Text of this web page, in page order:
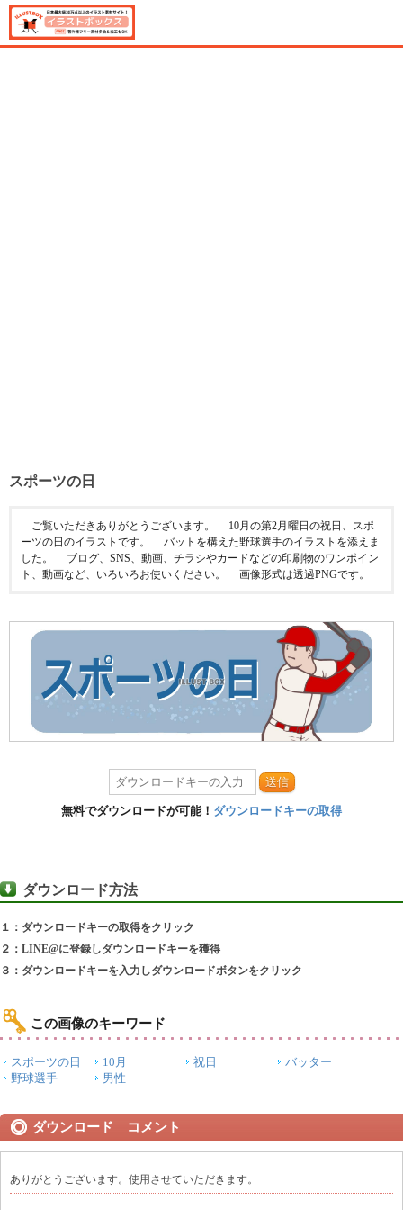
スポーツの日
ご覧いただきありがとうございます。 10月の第2月曜日の祝日、スポ
ーツの日のイラストです。 バットを構えた野球選手のイラストを添えま
した。 ブログ、SNS、動画、チラシやカードなどの印刷物のワンポイン
ト、動画など、いろいろお使いください。 画像形式は透過PNGです。
送信
無料でダウンロードが可能！ ダウンロードキーの取得
ダウンロード方法
１：ダウンロードキーの取得をクリック
２：LINE@に登録しダウンロードキーを獲得
３：ダウンロードキーを入力しダウンロードボタンをクリック
この画像のキーワード
スポーツの日 10月 祝日
バッター
野球選手
男性
ダウンロード コメント
ありがとうございます。使用させていただきます。